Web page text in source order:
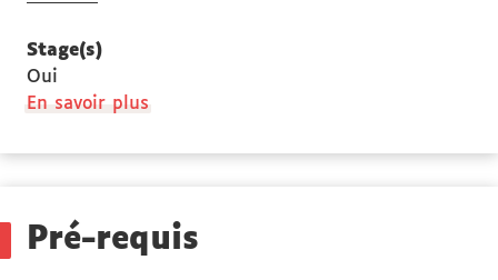
Stage(s)
Oui
En savoir plus
des
Pré-requis